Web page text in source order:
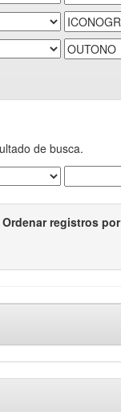
de busca.
Ordenar registros por